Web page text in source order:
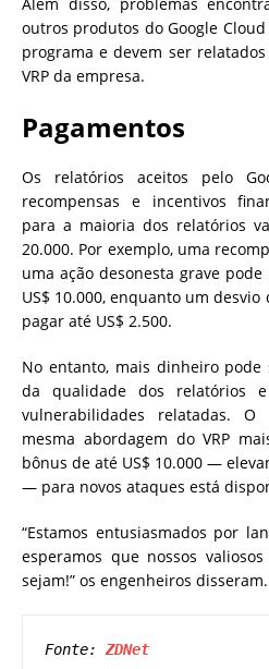
outros produtos do Google
programa e devem ser
VRP da empresa.
Pagamentos
Os relatórios aceitos pelo
recompensas e incentivos
para a maioria dos relatórios
20.000. Por exemplo, uma
uma ação desonesta grave
US$ 10.000, enquanto um
pagar até US$ 2.500.
No entanto, mais dinheiro
da qualidade dos relatórios
vulnerabilidades relatadas.
mesma abordagem do VRP
bônus de até US$ 10.000 —
— para novos ataques está
“Estamos entusiasmados por
esperamos que nossos
sejam!” os engenheiros disseram.
Fonte: ZDNet